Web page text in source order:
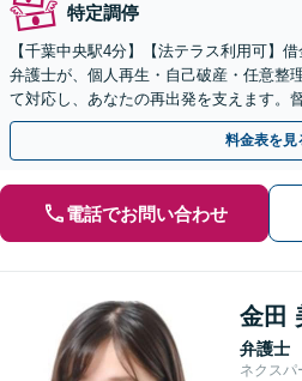
特定調停
【千葉中央駅4分】【法テラス利用可】
弁護士が、個人再生・自己破産・任意整
て対応し、あなたの再出発を支えます。
ずにご相談ください【夜間・休日面談可
料金表を見
電話でお問い合わせ
金田
弁護士
ネクスパ